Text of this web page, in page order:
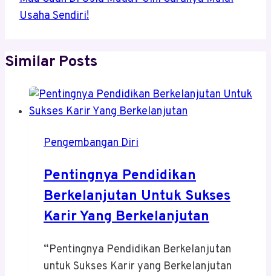
Usaha Sendiri!
Similar Posts
Pengembangan Diri
Pentingnya Pendidikan
Berkelanjutan Untuk Sukses
Karir Yang Berkelanjutan
“Pentingnya Pendidikan Berkelanjutan
untuk Sukses Karir yang Berkelanjutan